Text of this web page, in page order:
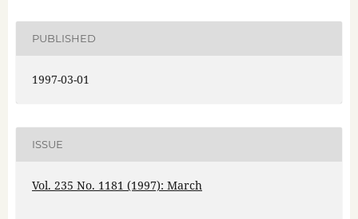
PUBLISHED
1997-03-01
ISSUE
Vol. 235 No. 1181 (1997): March